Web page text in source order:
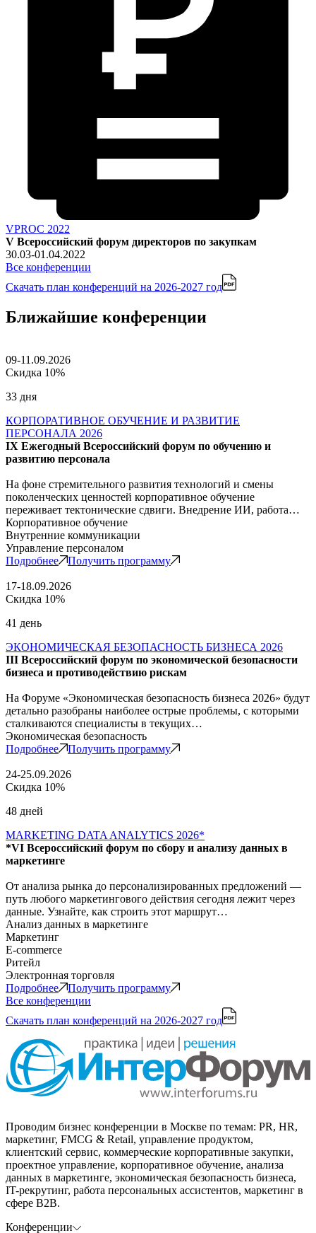
VPROC 2022
V Всероссийский форум директоров по закупкам
30.03-01.04.2022
Все конференции
Скачать план конференций на 2026-2027 год
Ближайшие конференции
09-11.09.2026
Скидка 10%
33 дня
КОРПОРАТИВНОЕ ОБУЧЕНИЕ И РАЗВИТИЕ
ПЕРСОНАЛА 2026
IX Ежегодный Всероссийский форум по обучению и
развитию персонала
На фоне стремительного развития технологий и смены
поколенческих ценностей корпоративное обучение
переживает тектонические сдвиги. Внедрение ИИ, работа…
Корпоративное обучение
Внутренние коммуникации
Управление персоналом
Подробнее
Получить программу
17-18.09.2026
Скидка 10%
41 день
ЭКОНОМИЧЕСКАЯ БЕЗОПАСНОСТЬ БИЗНЕСА 2026
III Всероссийский форум по экономической безопасности
бизнеса и противодействию рискам
На Форуме «Экономическая безопасность бизнеса 2026» будут
детально разобраны наиболее острые проблемы, с которыми
сталкиваются специалисты в текущих…
Экономическая безопасность
Подробнее
Получить программу
24-25.09.2026
Скидка 10%
48 дней
MARKETING DATA ANALYTICS 2026*
*VI Всероссийский форум по сбору и анализу данных в
маркетинге
От анализа рынка до персонализированных предложений —
путь любого маркетингового действия сегодня лежит через
данные. Узнайте, как строить этот маршрут…
Анализ данных в маркетинге
Маркетинг
E-commerce
Ритейл
Электронная торговля
Подробнее
Получить программу
Все конференции
Скачать план конференций на 2026-2027 год
Проводим бизнес конференции в Москве по темам: PR, HR,
маркетинг, FMCG & Retail, управление продуктом,
клиентский сервис, коммерческие корпоративные закупки,
проектное управление, корпоративное обучение, анализа
данных в маркетинге, экономическая безопасность бизнеса,
IT-рекрутинг, работа персональных ассистентов, маркетинг в
сфере B2B.
Конференции